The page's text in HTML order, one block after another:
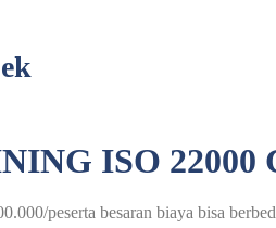
ISO
peserta besaran biaya bisa